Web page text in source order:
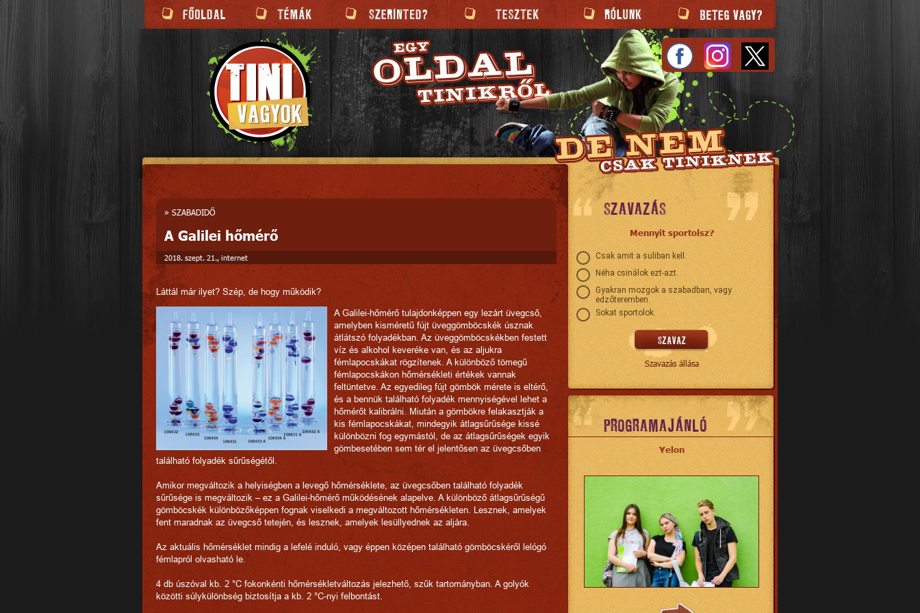
» SZABADIDŐ
A Galilei hőmérő
2018. szept. 21., internet
Láttál már ilyet? Szép, de hogy működik?
A Galilei-hőmérő tulajdonképpen egy lezárt üvegcső,
amelyben kisméretű fújt üveggömböcskék úsznak
átlátszó folyadékban. Az üveggömböcskékben festett
víz és alkohol keveréke van, és az aljukra
fémlapocskákat rögzítenek. A különböző tömegű
fémlapocskákon hőmérsékleti értékek vannak
feltüntetve. Az egyedileg fújt gömbök mérete is eltérő,
és a bennük található folyadék mennyiségével lehet a
hőmérőt kalibrálni. Miután a gömbökre felakasztják a
kis fémlapocskákat, mindegyik átlagsűrűsége kissé
különbözni fog egymástól, de az átlagsűrűségek egyik
gömbesetében sem tér el jelentősen az üvegcsőben
található folyadék sűrűségétől.
Amikor megváltozik a helyiségben a levegő hőmérséklete, az üvegcsőben található folyadék
sűrűsége is megváltozik – ez a Galilei-hőmérő működésének alapelve. A különböző átlagsűrűségű
gömböcskék különbözőképpen fognak viselkedi a megváltozott hőmérsékleten. Lesznek, amelyek
fent maradnak az üvegcső tetején, és lesznek, amelyek lesüllyednek az aljára.
Az aktuális hőmérséklet mindig a lefelé induló, vagy éppen középen található gömböcskéről lelógó
fémlapról olvasható le.
4 db úszóval kb. 2 °C fokonkénti hőmérsékletváltozás jelezhető, szűk tartományban. A golyók
közötti súlykülönbség biztosítja a kb. 2 °C-nyi felbontást.
SZAVAZÁS
Mennyit sportolsz?
Csak amit a suliban kell.
Néha csinálok ezt-azt.
Gyakran mozgok a szabadban, vagy
edzőteremben.
Sokat sportolok.
Szavazás állása
PROGRAMAJÁNLÓ
Yelon